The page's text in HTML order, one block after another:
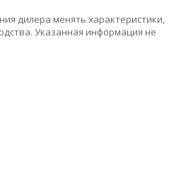
дилера менять характеристики,
Указанная информация не